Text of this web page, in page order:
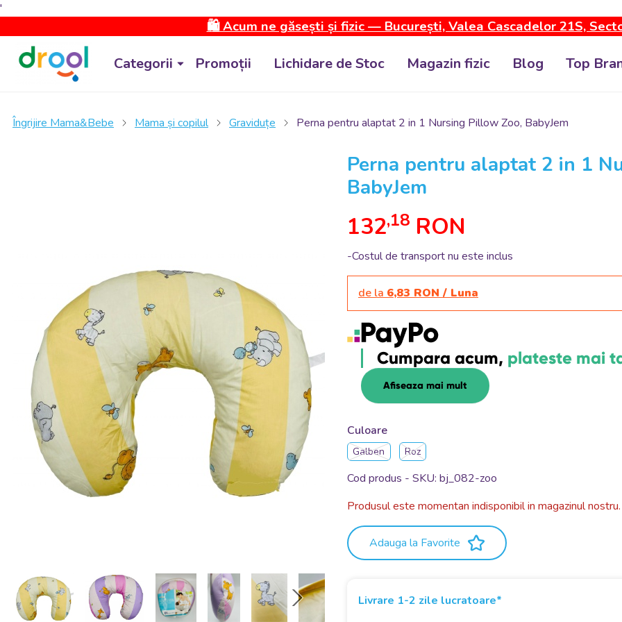
'
🛍️ Acum ne găsești și fizic — București, Valea Cascadelor 21S,
Categorii Promoții Lichidare de Stoc Magazin fizic Blog Top
Îngrijire Mama&Bebe Mama și copilul Graviduțe Perna pentru alaptat 2 in 1 Nursing Pillow Zoo, BabyJem
Perna pentru alaptat 2 in 1
BabyJem
132,18 RON
-Costul de transport nu este inclus
de la 6,83 RON / Luna
Cumpara acum, plateste mai
Afiseaza mai mult
Culoare
Galben Roz
Cod produs - SKU bj_082-zoo
Produsul este momentan indisponibil in magazinul nostru.
Adauga la Favorite
Livrare 1-2 zile lucratoare*